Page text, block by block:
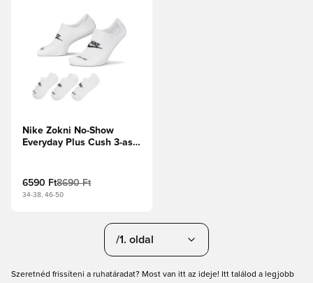
Nike Zokni No-Show
Everyday Plus Cush 3-as
6590 Ft8690 Ft
34-38, 46-50
/1. oldal
Szeretnéd frissíteni a ruhatáradat? Most van itt az ideje! Itt találod a legjobb